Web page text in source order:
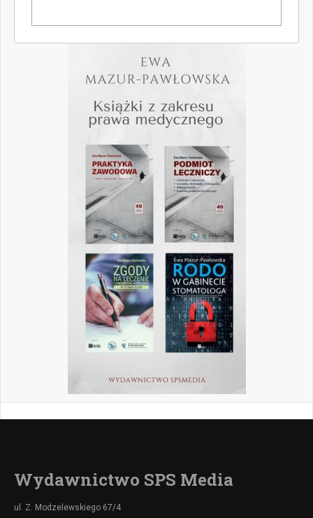
Wydawnictwo SPS Media
ul. Z. Modzelewskiego 67/4